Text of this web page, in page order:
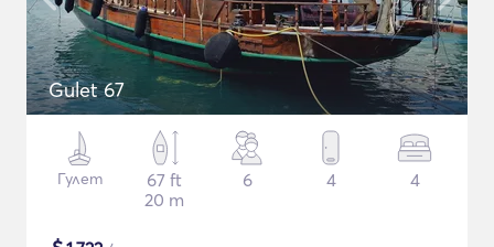
Gulet 67
Гулет
67 ft
20 m
6 4 4